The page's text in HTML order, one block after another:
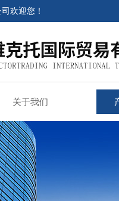
欢迎您！
关于我们